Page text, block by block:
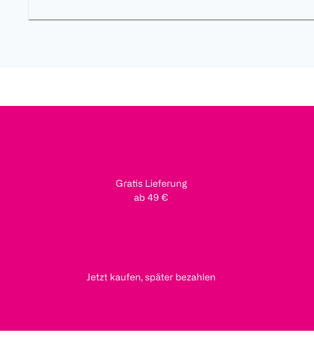
Gratis Lieferung
ab 49 €
Jetzt kaufen, später bezahlen